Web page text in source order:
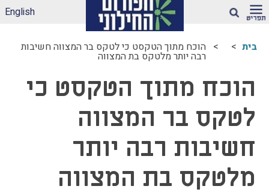
לאקלים חינוכי ראוי
ונטול הדתה
דיווחי הדתה: עדכונים
מהשטח
הדתה בספרי לימוד
עמותות דתיות בגנים
ובבתי-ספר הממלכתיים
– מה ניתן לעשות?
English
בית הוכח מתוך הטקסט כי לטקס בר המצווה חשיבות
רבה יותר מלטקס בת המצווה
הוכח מתוך הטקסט כי
לטקס בר המצווה
חשיבות רבה יותר
מלטקס בת המצווה